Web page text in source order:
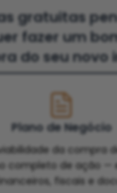
gratuitas
fazer um
do seu novo
Plano de Negócio
da compra
completo de ação —
fiscais e